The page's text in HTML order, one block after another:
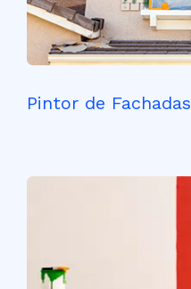
Pintor de Fachadas